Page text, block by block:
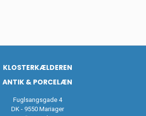
KLOSTERKÆLDEREN
ANTIK & PORCELÆN
Fuglsangsgade 4
DK - 9550 Mariager